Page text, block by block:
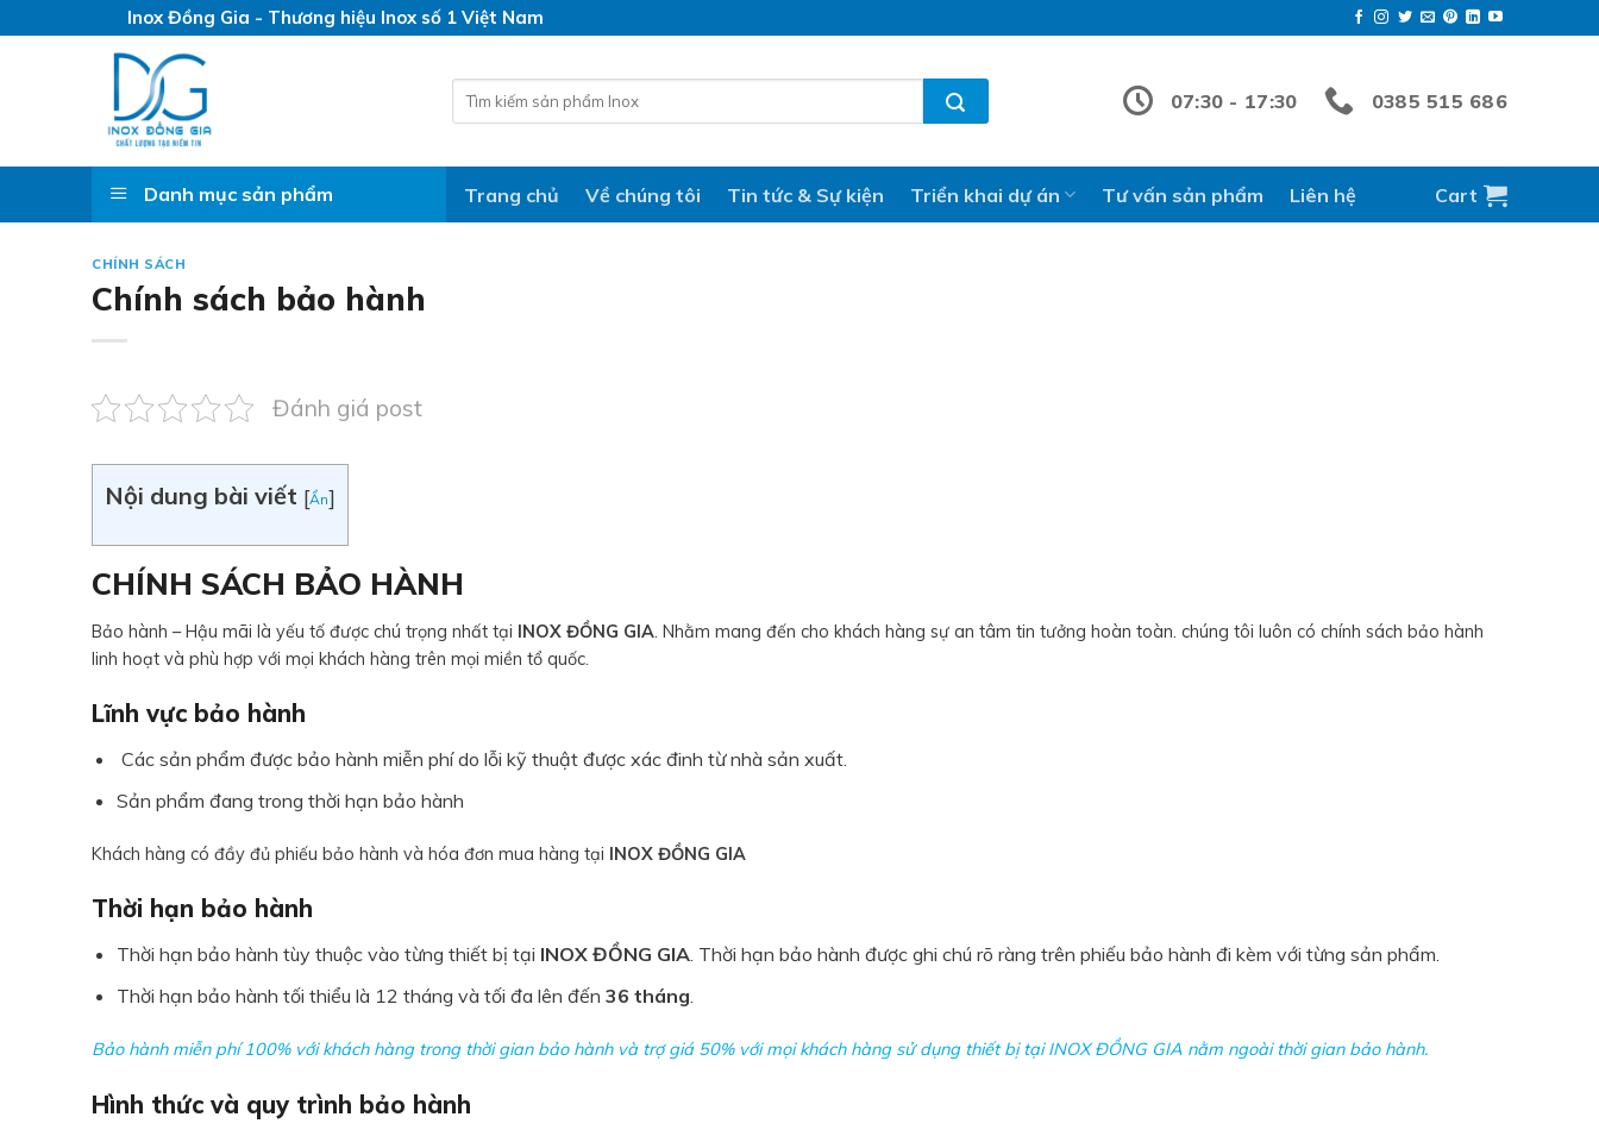
to
Inox Đồng Gia - Thương hiệu Inox số 1 Việt Nam
for:
07:30 - 17:30 0385 515 686
Danh mục sản phẩm Trang chủ Về chúng tôi Tin tức & Sự kiện Triển khai dự án Tư vấn sản phẩm Liên hệ Cart
CHÍNH SÁCH
Chính sách bảo hành
Đánh giá post
Nội dung bài viết [Ẩn]
CHÍNH SÁCH BẢO HÀNH
Bảo hành – Hậu mãi là yếu tố được chú trọng nhất tại INOX ĐỒNG GIA . Nhằm mang đến cho khách hàng sự an tâm tin tưởng hoàn toàn. chúng tôi luôn có chính sách bảo hành
linh hoạt và phù hợp với mọi khách hàng trên mọi miền tổ quốc.
Lĩnh vực bảo hành
Các sản phẩm được bảo hành miễn phí do lỗi kỹ thuật được xác đinh từ nhà sản xuất.
Sản phẩm đang trong thời hạn bảo hành
Khách hàng có đầy đủ phiếu bảo hành và hóa đơn mua hàng tại INOX ĐỒNG GIA
Thời hạn bảo hành
Thời hạn bảo hành tùy thuộc vào từng thiết bị tại INOX ĐỒNG GIA. Thời hạn bảo hành được ghi chú rõ ràng trên phiếu bảo hành đi kèm với từng sản phẩm.
Thời hạn bảo hành tối thiểu là 12 tháng và tối đa lên đến 36 tháng.
Bảo hành miễn phí 100% với khách hàng trong thời gian bảo hành và trợ giá 50% với mọi khách hàng sử dụng thiết bị tại INOX ĐỒNG GIA nằm ngoài thời gian bảo hành.
Hình thức và quy trình bảo hành